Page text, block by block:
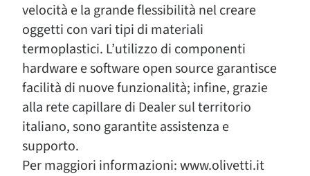
velocità e la grande flessibilità nel creare
oggetti con vari tipi di materiali
termoplastici. L’utilizzo di componenti
hardware e software open source garantisce
facilità di nuove funzionalità; infine, grazie
alla rete capillare di Dealer sul territorio
italiano, sono garantite assistenza e
supporto.
Per maggiori informazioni: www.olivetti.it